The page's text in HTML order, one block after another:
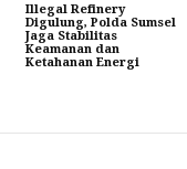
Illegal Refinery
Digulung, Polda Sumsel
Jaga Stabilitas
Keamanan dan
Ketahanan Energi